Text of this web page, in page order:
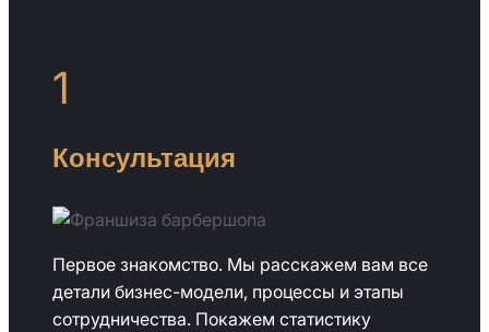
1
Консультация
Первое знакомство. Мы расскажем вам все
детали бизнес-модели, процессы и этапы
сотрудничества. Покажем статистику